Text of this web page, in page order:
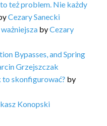
też problem. Nie każdy
Cezary Sanecki
byCezary
Bypasses, and Spring
Grzejszczak
to skonfigurować? by
Konopski